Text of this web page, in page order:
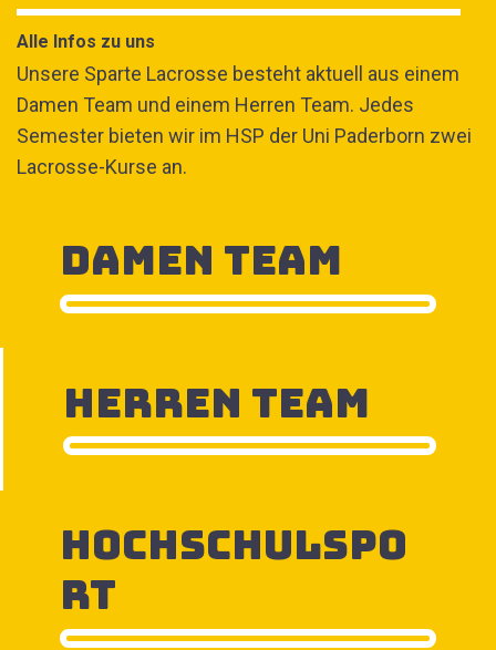
Alle Infos zu uns
Unsere Sparte Lacrosse besteht aktuell aus einem
Damen Team und einem Herren Team. Jedes
Semester bieten wir im HSP der Uni Paderborn zwei
Lacrosse-Kurse an.
Damen Team
Herren Team
Hochschulspo
rt